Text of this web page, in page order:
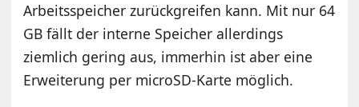
Arbeitsspeicher zurückgreifen kann. Mit nur 64
GB fällt der interne Speicher allerdings
ziemlich gering aus, immerhin ist aber eine
Erweiterung per microSD-Karte möglich.